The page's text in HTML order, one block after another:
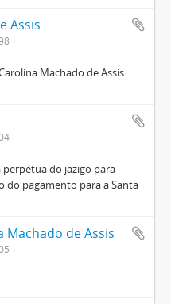
Assis
Machado de Assis
do jazigo para
do pagamento para a Santa
de Assis